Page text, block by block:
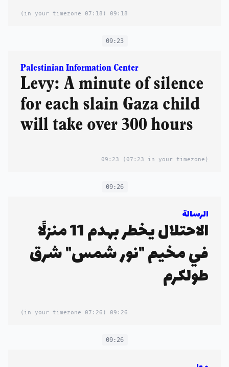
09:18
(07:18 in your timezone)
09:23
Palestinian Information Center
Levy: A minute of silence
for each slain Gaza child
will take over 300 hours
09:23 (07:23 in your timezone)
09:26
الرسالة
الاحتلال يخطر بهدم 11 منزلًا
في مخيم "نور شمس" شرق
طولكرم
09:26
(07:26 in your timezone)
09:26